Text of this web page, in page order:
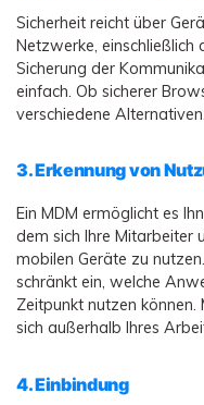
Sicherheit reicht über
Netzwerke, einschließlich
Sicherung der
einfach. Ob sicherer
verschiedene Alternativen.
3. Erkennung von
Ein MDM ermöglicht es
dem sich Ihre Mitarbeiter
mobilen Geräte zu
schränkt ein, welche
Zeitpunkt nutzen können.
sich außerhalb Ihres
4. Einbindung